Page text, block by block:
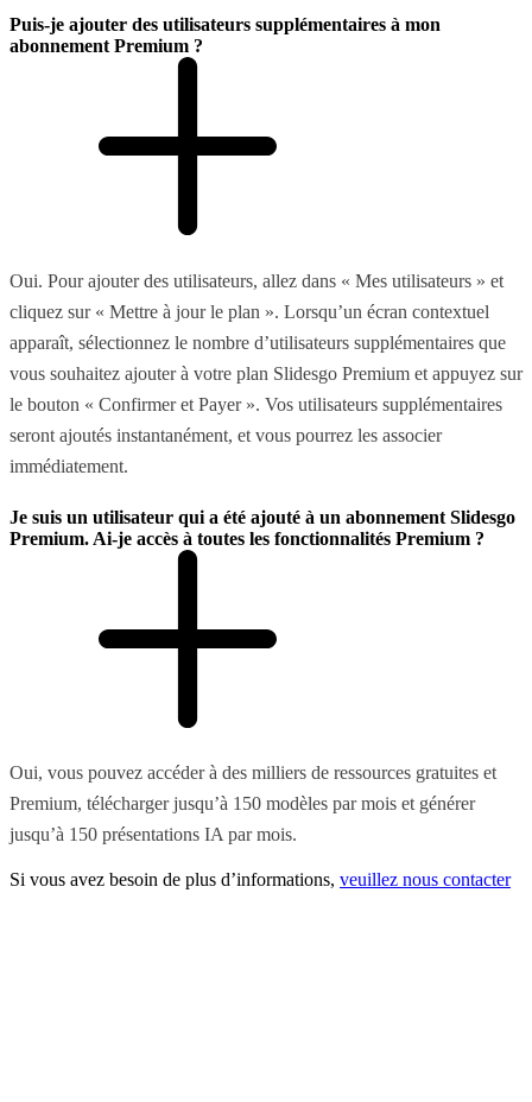
Puis-je ajouter des utilisateurs supplémentaires à mon
abonnement Premium ?
Oui. Pour ajouter des utilisateurs, allez dans « Mes utilisateurs » et
cliquez sur « Mettre à jour le plan ». Lorsqu’un écran contextuel
apparaît, sélectionnez le nombre d’utilisateurs supplémentaires que
vous souhaitez ajouter à votre plan Slidesgo Premium et appuyez sur
le bouton « Confirmer et Payer ». Vos utilisateurs supplémentaires
seront ajoutés instantanément, et vous pourrez les associer
immédiatement.
Je suis un utilisateur qui a été ajouté à un abonnement Slidesgo
Premium. Ai-je accès à toutes les fonctionnalités Premium ?
Oui, vous pouvez accéder à des milliers de ressources gratuites et
Premium, télécharger jusqu’à 150 modèles par mois et générer
jusqu’à 150 présentations IA par mois.
Si vous avez besoin de plus d’informations, veuillez nous contacter